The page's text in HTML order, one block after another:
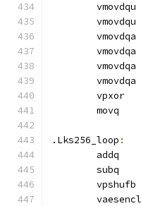
.Lks256_loop :